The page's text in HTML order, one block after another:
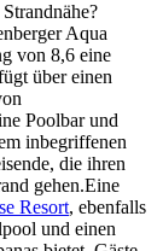
Aqua
von 8,6 eine
über einen
Poolbar und
inbegriffenen
die ihren
gehen.Eine
Resort, ebenfalls
und einen